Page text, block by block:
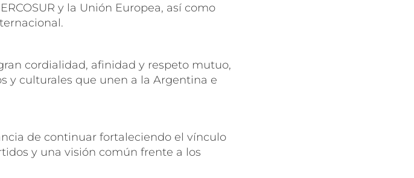
y la Unión Europea, así como
cordialidad, afinidad y respeto mutuo,
y culturales que unen a la Argentina e
de continuar fortaleciendo el vínculo
y una visión común frente a los